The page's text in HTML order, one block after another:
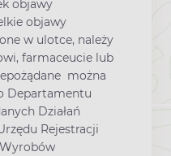
objawy
objawy
w ulotce, należy
farmaceucie lub
można
Departamentu
Działań
Rejestracji